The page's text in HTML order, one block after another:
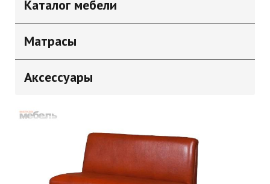
Каталог мебели
Матрасы
Аксессуары